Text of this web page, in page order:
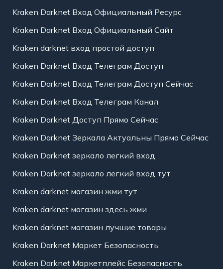
Kraken Darknet Вход Официальный Ресурс
Kraken Darknet Вход Официальный Сайт
Kraken darknet вход простой доступ
Kraken Darknet Вход Телеграм Доступ
Kraken Darknet Вход Телеграм Доступ Сейчас
Kraken Darknet Вход Телеграм Канал
Kraken Darknet Доступ Прямо Сейчас
Kraken Darknet Зеркала Актуальны Прямо Сейчас
Kraken Darknet зеркало легкий вход
Kraken Darknet зеркало легкий вход тут
Kraken darknet магазин жми тут
Kraken darknet магазин здесь жми
Kraken darknet магазин лучшие товары
Kraken Darknet Маркет Безопасность
Kraken Darknet Маркетплейс Безопасность